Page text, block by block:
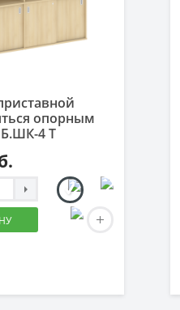
опорным
4 Т